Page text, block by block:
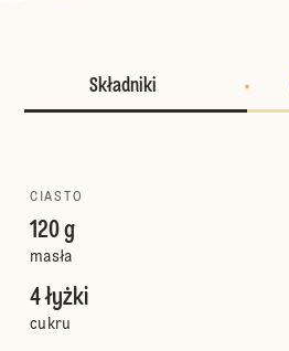
Składniki
CIASTO
120 g
masła
4 łyżki
cukru